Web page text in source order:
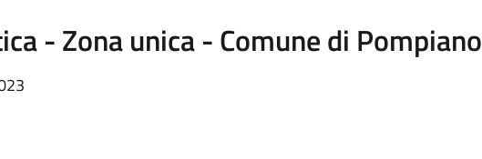
- Zona unica - Comune di Pompiano